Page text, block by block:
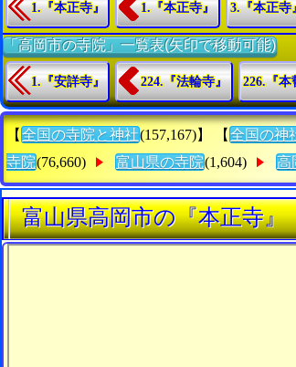
1.『本正寺』 1.『本正寺』 3.『本正寺
「高岡市の寺院」一覧表(矢印で移動可能)
1.『安詳寺』 224.『法輪寺』 226.『本
【 全国の寺院と神社(157,167)】 【 全国の神
寺院(76,660) 富山県の寺院(1,604) 高
富山県高岡市の『本正寺』